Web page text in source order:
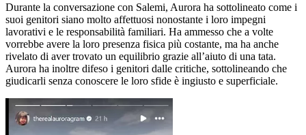
Durante la conversazione con Salemi, Aurora ha sottolineato come i
suoi genitori siano molto affettuosi nonostante i loro impegni
lavorativi e le responsabilità familiari. Ha ammesso che a volte
vorrebbe avere la loro presenza fisica più costante, ma ha anche
rivelato di aver trovato un equilibrio grazie all’aiuto di una tata.
Aurora ha inoltre difeso i genitori dalle critiche, sottolineando che
giudicarli senza conoscere le loro sfide è ingiusto e superficiale.